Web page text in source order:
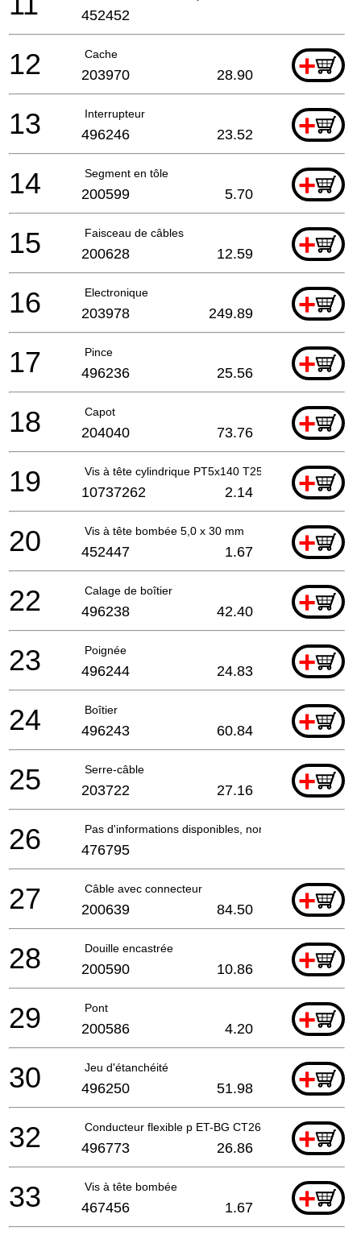
452452
Cache +
12 203970 28.90
Interrupteur +
13 496246 23.52
Segment en tôle +
14 200599 5.70
Faisceau de câbles +
15 200628 12.59
Electronique +
16 203978 249.89
Pince +
17 496236 25.56
Capot +
18 204040 73.76
Vis à tête cylindrique PT5x140 T25 ET-BG+
19 10737262 2.14
Vis à tête bombée 5,0 x 30 mm +
20 452447 1.67
Calage de boîtier +
22 496238 42.40
Poignée +
23 496244 24.83
Boîtier +
24 496243 60.84
Serre-câble +
25 203722 27.16
Pas d'informations disponibles, non commandable
26 476795
Câble avec connecteur +
27 200639 84.50
Douille encastrée +
28 200590 10.86
Pont +
29 200586 4.20
Jeu d'étanchéité +
30 496250 51.98
Conducteur flexible p ET-BG CT26/36 USA+
32 496773 26.86
Vis à tête bombée +
33 467456 1.67